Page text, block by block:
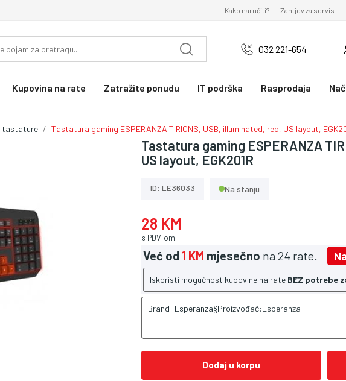
Kako naručiti? Zahtjev za servis
032 221-654
Kupovina na rate Zatražite ponudu IT podrška Rasprodaja
tastature Tastatura gaming ESPERANZA TIRIONS, USB, illuminated, red, US layout,
Tastatura gaming ESPERANZA
US layout, EGK201R
ID: LE36033 Na stanju
28 KM
s PDV-om
Već od 1 KM mjesečno na 24 rate.
Iskoristi mogućnost kupovine na rate BEZ potrebe
Brand: Esperanza§Proizvođač:Esperanza
Dodaj u korpu